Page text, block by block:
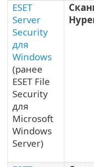
ESET
Server
Security
для
Windows
(ранее
ESET File
Security
для
Microsoft
Windows
Server)